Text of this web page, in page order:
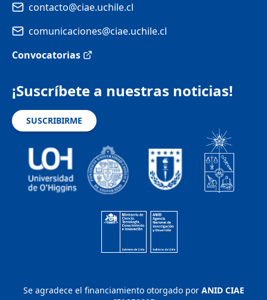
contacto@ciae.uchile.cl
comunicaciones@ciae.uchile.cl
Convocatorias
¡Suscríbete a nuestras noticias!
SUSCRIBIRME
Se agradece el financiamiento otorgado por ANID CIAE